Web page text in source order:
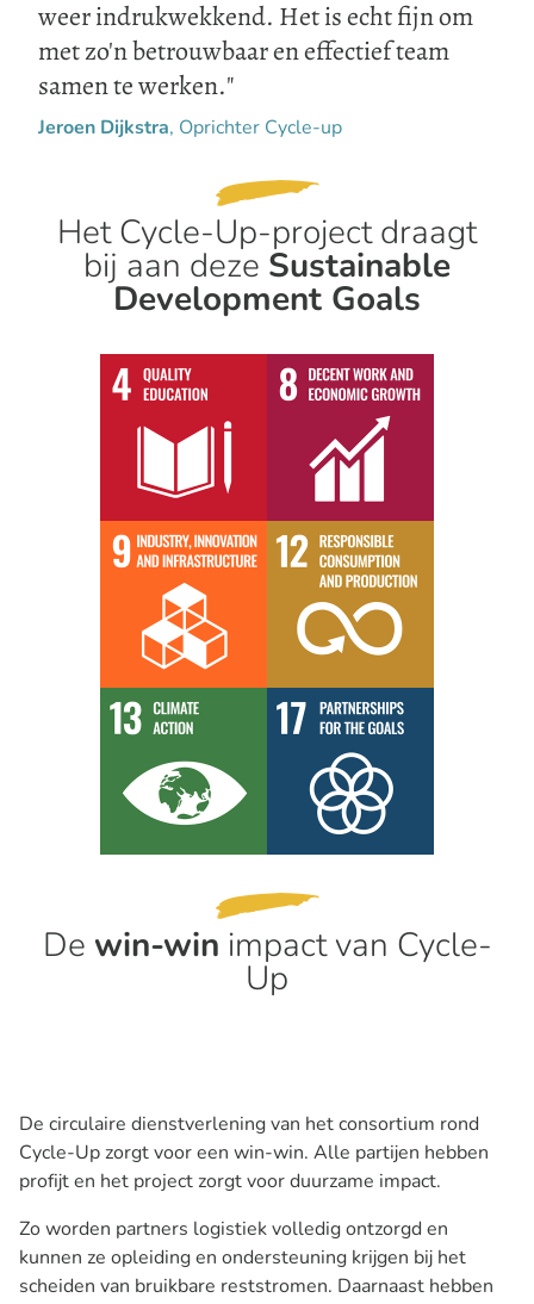
weer indrukwekkend. Het is echt fijn om
met zo'n betrouwbaar en effectief team
samen te werken.
Jeroen Dijkstra, Oprichter Cycle-up
Het Cycle-Up-project draagt
bij aan deze Sustainable
Development Goals
De win-win impact van Cycle-
Up
De circulaire dienstverlening van het consortium rond
Cycle-Up zorgt voor een win-win. Alle partijen hebben
profijt en het project zorgt voor duurzame impact.
Zo worden partners logistiek volledig ontzorgd en
kunnen ze opleiding en ondersteuning krijgen bij het
scheiden van bruikbare reststromen. Daarnaast hebben